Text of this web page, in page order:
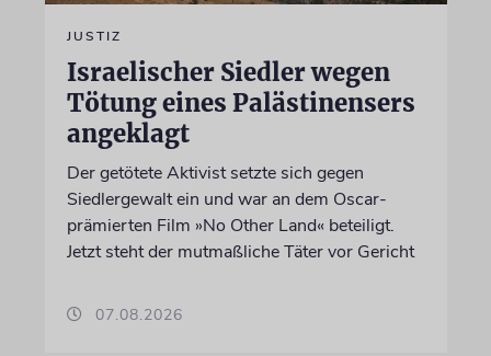
JUSTIZ
Israelischer Siedler wegen
Tötung eines Palästinensers
angeklagt
Der getötete Aktivist setzte sich gegen
Siedlergewalt ein und war an dem Oscar-
prämierten Film »No Other Land« beteiligt.
Jetzt steht der mutmaßliche Täter vor Gericht
07.08.2026